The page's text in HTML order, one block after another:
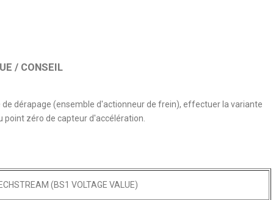
/ CONSEIL
de dérapage (ensemble d'actionneur de frein), effectuer la variante
zéro de capteur d'accélération.
(BS1 VOLTAGE VALUE)